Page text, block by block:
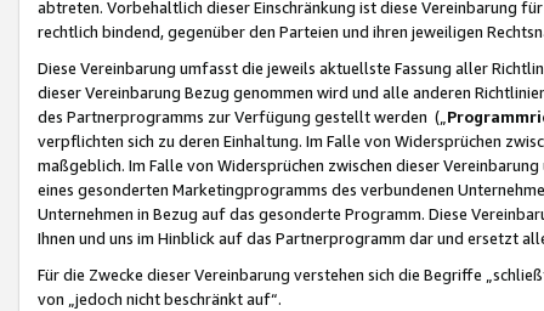
abtreten. Vorbehaltlich dieser Einschränkung ist diese Vereinbarung
rechtlich bindend, gegenüber den Parteien und ihren jeweiligen
Diese Vereinbarung umfasst die jeweils aktuellste Fassung aller
dieser Vereinbarung Bezug genommen wird und alle anderen
des Partnerprogramms zur Verfügung gestellt werden („
verpflichten sich zu deren Einhaltung. Im Falle von Widersprüchen
maßgeblich. Im Falle von Widersprüchen zwischen dieser
eines gesonderten Marketingprogramms des verbundenen
Unternehmen in Bezug auf das gesonderte Programm. Diese
Ihnen und uns im Hinblick auf das Partnerprogramm dar und ersetzt
Für die Zwecke dieser Vereinbarung verstehen sich die Begriffe
von „jedoch nicht beschränkt auf“.